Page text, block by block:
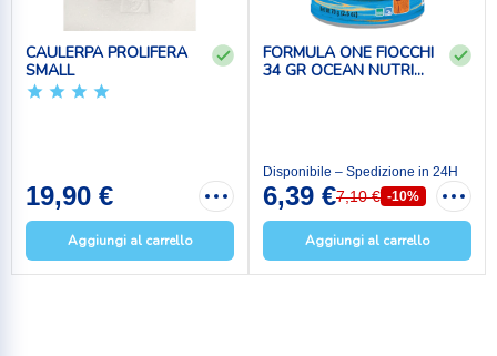
CAULERPA PROLIFERA
SMALL
19,90 €
Aggiungi al carrello
FORMULA ONE FIOCCHI
34 GR OCEAN NUTRI...
Disponibile – Spedizione in 24H
6,39 €7,10 € -10%
Aggiungi al carrello